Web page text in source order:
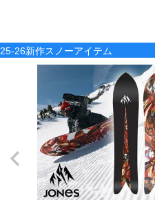
25-26新作スノーアイテム